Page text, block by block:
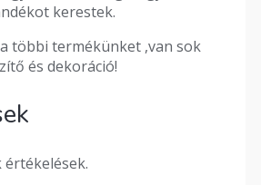
kerestek.
többi termékünket ,van sok
és dekoráció!
értékelések.